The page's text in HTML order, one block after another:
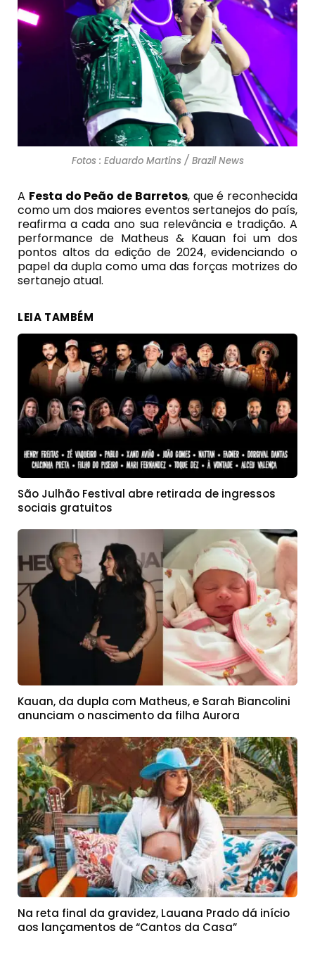
Fotos : Eduardo Martins / Brazil News
A Festa do Peão de Barretos, que é reconhecida
como um dos maiores eventos sertanejos do país,
reafirma a cada ano sua relevância e tradição. A
performance de Matheus & Kauan foi um dos
pontos altos da edição de 2024, evidenciando o
papel da dupla como uma das forças motrizes do
sertanejo atual.
LEIA TAMBÉM
São Julhão Festival abre retirada de ingressos
sociais gratuitos
Kauan, da dupla com Matheus, e Sarah Biancolini
anunciam o nascimento da filha Aurora
Na reta final da gravidez, Lauana Prado dá início
aos lançamentos de “Cantos da Casa”